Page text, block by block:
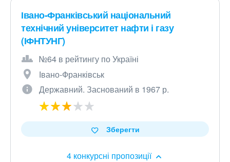
Івано-Франківський національний
технічний університет нафти і газу
(ІФНТУНГ)
№64 в рейтингу по Україні
Івано-Франківськ
Державний. Заснований в 1967 р.
4 конкурсні пропозиції
Зберегти